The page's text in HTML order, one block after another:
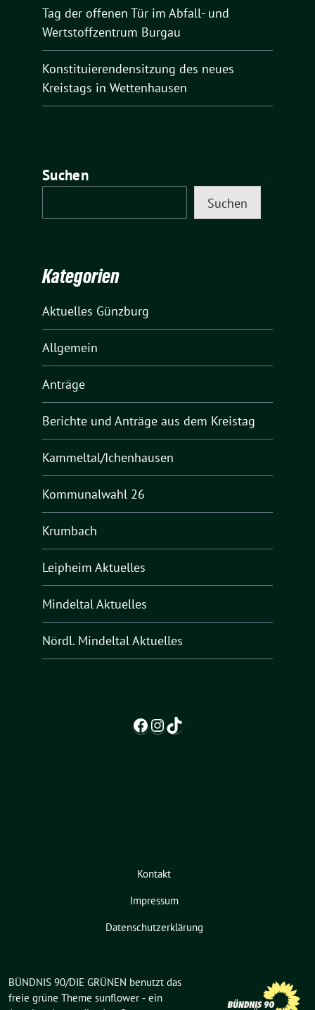
Tag der offenen Tür im Abfall- und
Wertstoffzentrum Burgau
Konstituierendensitzung des neues
Kreistags in Wettenhausen
Suchen
Suchen
Kategorien
Aktuelles Günzburg
Allgemein
Anträge
Berichte und Anträge aus dem Kreistag
Kammeltal/Ichenhausen
Kommunalwahl 26
Krumbach
Leipheim Aktuelles
Mindeltal Aktuelles
Nördl. Mindeltal Aktuelles
Facebook
Instagram
TikTok
Kontakt
Impressum
Datenschutzerklärung
BÜNDNIS 90/DIE GRÜNEN benutzt das
freie grüne Theme sunflower ‐ ein